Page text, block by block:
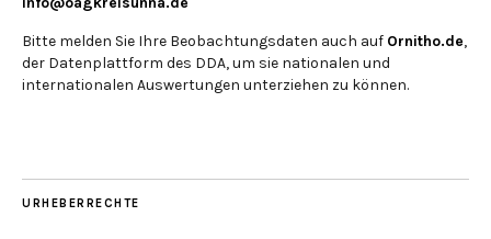
Bitte melden Sie Ihre Beobachtungsdaten auch auf Ornitho.de,
der Datenplattform des DDA, um sie nationalen und
internationalen Auswertungen unterziehen zu können.
URHEBERRECHTE